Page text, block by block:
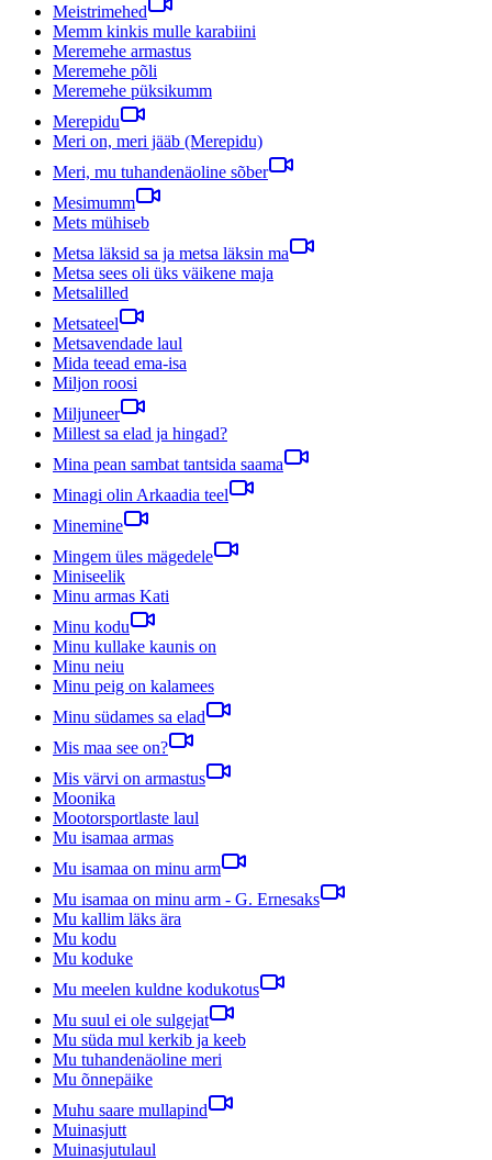
Meistrimehed
Memm kinkis mulle karabiini
Meremehe armastus
Meremehe põli
Meremehe püksikumm
Merepidu
Meri on, meri jääb (Merepidu)
Meri, mu tuhandenäoline sõber
Mesimumm
Mets mühiseb
Metsa läksid sa ja metsa läksin ma
Metsa sees oli üks väikene maja
Metsalilled
Metsateel
Metsavendade laul
Mida teead ema-isa
Miljon roosi
Miljuneer
Millest sa elad ja hingad?
Mina pean sambat tantsida saama
Minagi olin Arkaadia teel
Minemine
Mingem üles mägedele
Miniseelik
Minu armas Kati
Minu kodu
Minu kullake kaunis on
Minu neiu
Minu peig on kalamees
Minu südames sa elad
Mis maa see on?
Mis värvi on armastus
Moonika
Mootorsportlaste laul
Mu isamaa armas
Mu isamaa on minu arm
Mu isamaa on minu arm - G. Ernesaks
Mu kallim läks ära
Mu kodu
Mu koduke
Mu meelen kuldne kodukotus
Mu suul ei ole sulgejat
Mu süda mul kerkib ja keeb
Mu tuhandenäoline meri
Mu õnnepäike
Muhu saare mullapind
Muinasjutt
Muinasjutulaul